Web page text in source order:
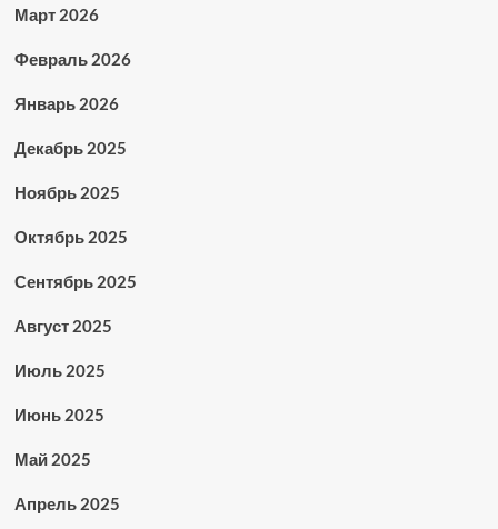
Март 2026
Февраль 2026
Январь 2026
Декабрь 2025
Ноябрь 2025
Октябрь 2025
Сентябрь 2025
Август 2025
Июль 2025
Июнь 2025
Май 2025
Апрель 2025